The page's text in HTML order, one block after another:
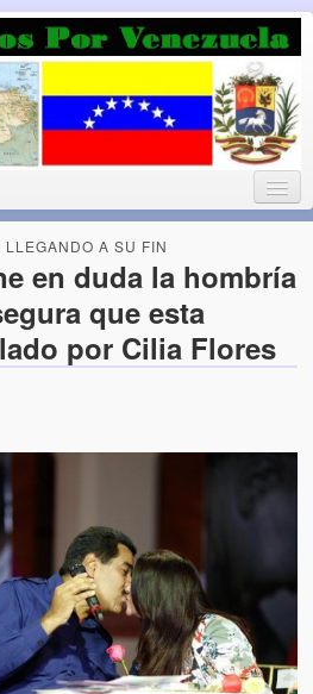
Democracia
peste que le ha caido a esta tierra
Venezuela welcomes you to our Blog)
this Blog)
Teques (The Jerk and the Reds in
spoke with chavistas)
LLEGANDO A SU FIN
en duda la hombría
que esta
por Cilia Flores